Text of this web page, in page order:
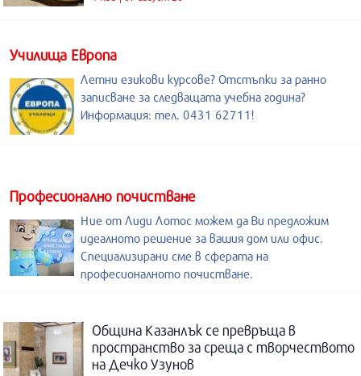
Училища Европа
Летни езикови курсове? Отстъпки за ранно
записване за следващата учебна година?
Информация: тел. 0431 62711!
Професионално почистване
Ние от Лиди Лотос можем да Ви предложим
идеалното решение за вашия дом или офис.
Специализирани сме в сферата на
професионалното почистване.
Община Казанлък се превръща в
пространство за среща с творчеството
на Дечко Узунов